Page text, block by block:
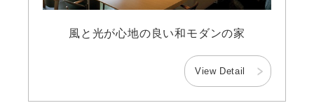
風と光が心地の良い和モダンの家
View Detail